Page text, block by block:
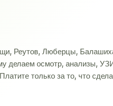
Реутов, Люберцы,
делаем осмотр, анализы,
только за то, что